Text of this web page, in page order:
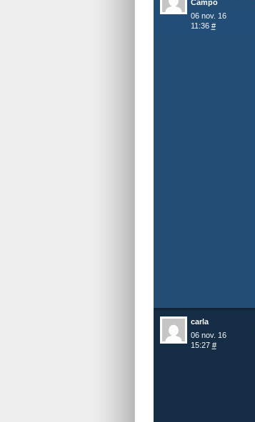
Campo
06 nov. 16
11:36 #
carla
06 nov. 16
15:27 #